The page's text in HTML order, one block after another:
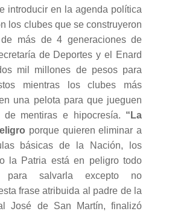
introducir en la agenda política
los clubes que se construyeron
más de 4 generaciones de
de Deportes y el Enard
mil millones de pesos para
mientras los clubes más
una pelota para que jueguen
de mentiras e hipocresía. “La
porque quieren eliminar a
básicas de la Nación, los
la Patria está en peligro todo
para salvarla excepto no
frase atribuida al padre de la
José de San Martín, finalizó